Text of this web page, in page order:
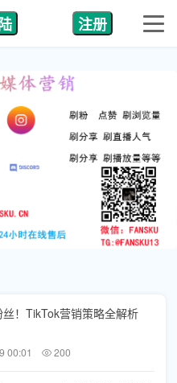
注册
！TikTok营销策略全解析
00:01 200